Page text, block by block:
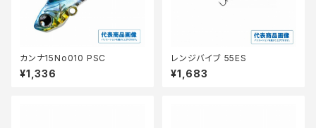
カンナ15No010 PSC
¥1,336
レンジバイブ 55ES
¥1,683